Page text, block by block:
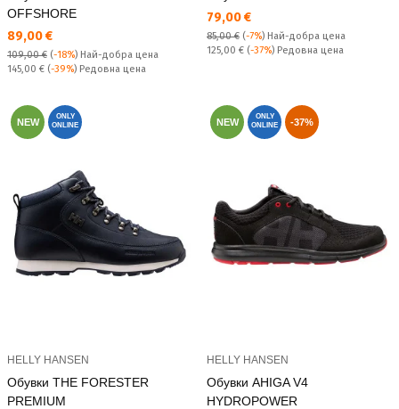
OFFSHORE
Текуща цена:
89,00 €
109,00 € (-18%) Най-добра цена
Редовна цена:
145,00 € (-39%) Редовна цена
Текуща цена:
79,00 €
85,00 € (-7%) Най-добра цена
Редовна цена:
125,00 € (-37%) Редовна цена
NEW
ONLY
ONLINE
HELLY HANSEN
Обувки THE FORESTER
PREMIUM
NEW
ONLY
ONLINE
-37%
HELLY HANSEN
Обувки AHIGA V4
HYDROPOWER